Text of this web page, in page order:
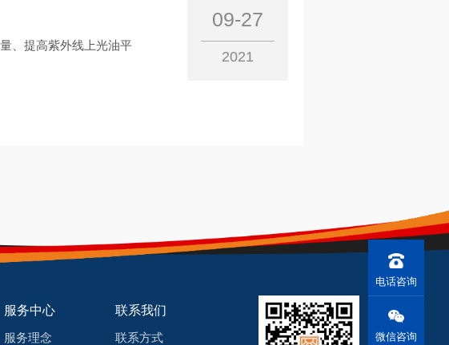
电话咨询
微信咨询
、提高紫外线上光油平
09-27
2021
服务中心
服务理念
联系我们
联系方式